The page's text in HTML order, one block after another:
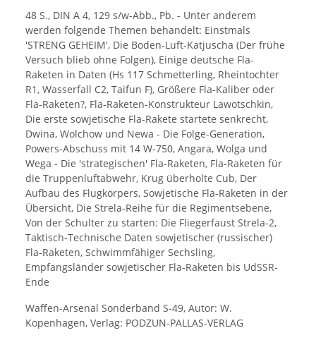
48 S., DIN A 4, 129 s/w-Abb., Pb. - Unter anderem
werden folgende Themen behandelt: Einstmals
'STRENG GEHEIM', Die Boden-Luft-Katjuscha (Der frühe
Versuch blieb ohne Folgen), Einige deutsche Fla-
Raketen in Daten (Hs 117 Schmetterling, Rheintochter
R1, Wasserfall C2, Taifun F), Größere Fla-Kaliber oder
Fla-Raketen?, Fla-Raketen-Konstrukteur Lawotschkin,
Die erste sowjetische Fla-Rakete startete senkrecht,
Dwina, Wolchow und Newa - Die Folge-Generation,
Powers-Abschuss mit 14 W-750, Angara, Wolga und
Wega - Die 'strategischen' Fla-Raketen, Fla-Raketen für
die Truppenluftabwehr, Krug überholte Cub, Der
Aufbau des Flugkörpers, Sowjetische Fla-Raketen in der
Übersicht, Die Strela-Reihe für die Regimentsebene,
Von der Schulter zu starten: Die Fliegerfaust Strela-2,
Taktisch-Technische Daten sowjetischer (russischer)
Fla-Raketen, Schwimmfähiger Sechsling,
Empfangsländer sowjetischer Fla-Raketen bis UdSSR-
Ende
Waffen-Arsenal Sonderband S-49, Autor: W.
Kopenhagen, Verlag: PODZUN-PALLAS-VERLAG